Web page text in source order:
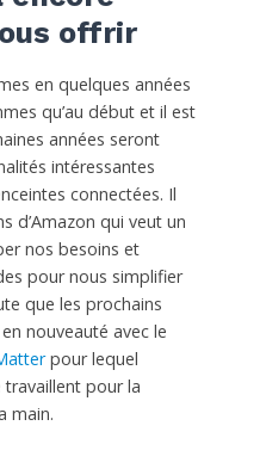
offrir
en quelques années
qu’au début et il est
années seront
intéressantes
connectées. Il
d’Amazon qui veut un
nos besoins et
pour nous simplifier
que les prochains
nouveauté avec le
pour lequel
pour la
main.